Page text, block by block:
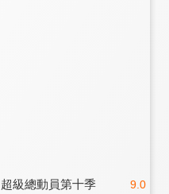
9.0
超級總動員第十季